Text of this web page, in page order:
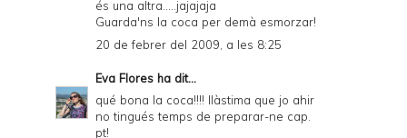
d
y
a
és una altra.....jajajaja
Guarda'ns la coca per demà esmorzar!
20 de febrer del 2009, a les 8:25
Eva Flores ha dit...
qué bona la coca!!!! llàstima que jo ahir
no tingués temps de preparar-ne cap.
pt!